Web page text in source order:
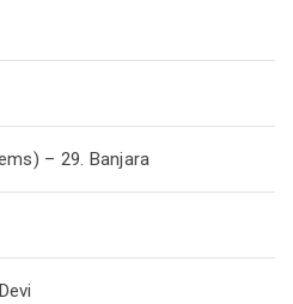
– 29. Banjara